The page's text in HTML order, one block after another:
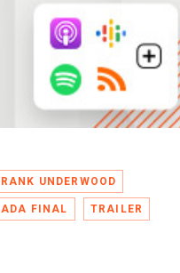
UNDERWOOD
FINAL TRAILER